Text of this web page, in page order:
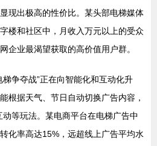
现出极高的性价比。某头部电梯媒体
楼和社区中，月收入万元以上的受众
企业最渴望获取的高价值用户群。
争夺战”正在向智能化和互动化升
根据天气、节日自动切换广告内容，
等玩法。某电商平台在电梯广告中
化率高达15%，远超线上广告平均水